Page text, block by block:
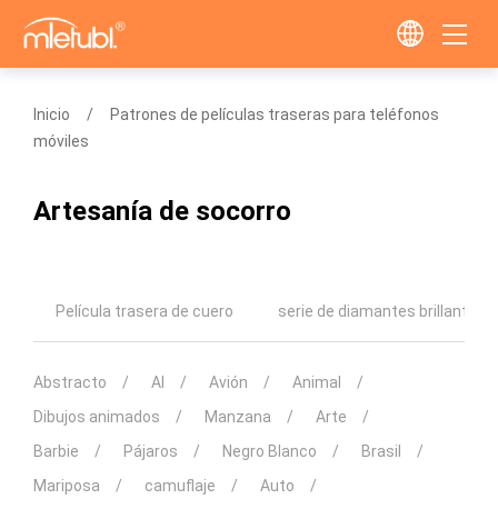
Inicio
Patrones de películas traseras para teléfonos
móviles
Artesanía de socorro
Película trasera de cuero serie de diamantes brillantes
Abstracto AI Avión
Animal
Dibujos animados
Manzana
Arte
Barbie
Pájaros Negro Blanco
Brasil
Mariposa
camuflaje
Auto